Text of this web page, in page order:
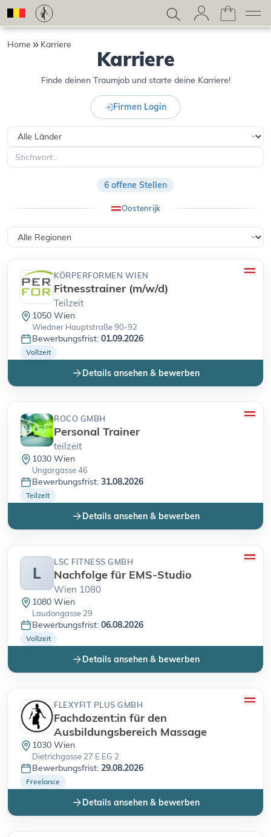
Home Karriere
Firmen Login
Karriere
Finde deinen Traumjob und starte deine Karriere!
Land wählen
Stichwort
6 offene Stellen
Oostenrijk
Bundesland / Region
KÖRPERFORMEN WIEN
Fitnesstrainer (m/w/d)
Teilzeit
1050 Wien
Wiedner Hauptstraße 90-92
Bewerbungsfrist: 01.09.2026
Vollzeit
Details ansehen & bewerben
ROCO GMBH
Personal Trainer
teilzeit
1030 Wien
Ungargasse 46
Bewerbungsfrist: 31.08.2026
Teilzeit
Details ansehen & bewerben
L
LSC FITNESS GMBH
Nachfolge für EMS-Studio
Wien 1080
1080 Wien
Laudongasse 29
Bewerbungsfrist: 06.08.2026
Vollzeit
Details ansehen & bewerben
FLEXYFIT PLUS GMBH
Fachdozent:in für den
Ausbildungsbereich Massage
1030 Wien
Dietrichgasse 27 E.EG 2
Bewerbungsfrist: 29.08.2026
Freelance
Details ansehen & bewerben